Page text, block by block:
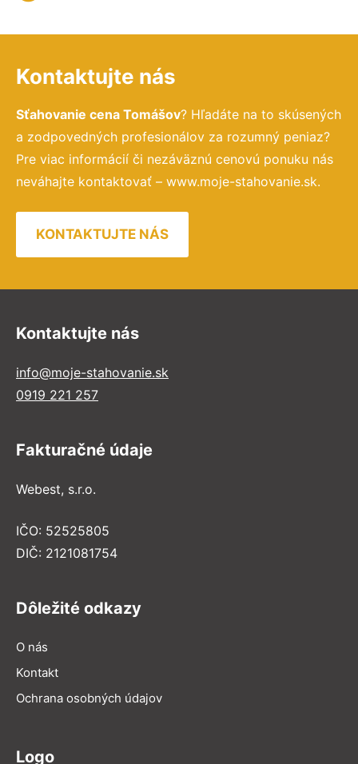
Kontaktujte nás
Sťahovanie cena Tomášov? Hľadáte na to skúsených
a zodpovedných profesionálov za rozumný peniaz?
Pre viac informácií či nezáväznú cenovú ponuku nás
neváhajte kontaktovať – www.moje-stahovanie.sk.
KONTAKTUJTE NÁS
Kontaktujte nás
info@moje-stahovanie.sk
0919 221 257
Fakturačné údaje
Webest, s.r.o.
IČO: 52525805
DIČ: 2121081754
Dôležité odkazy
O nás
Kontakt
Ochrana osobných údajov
Logo